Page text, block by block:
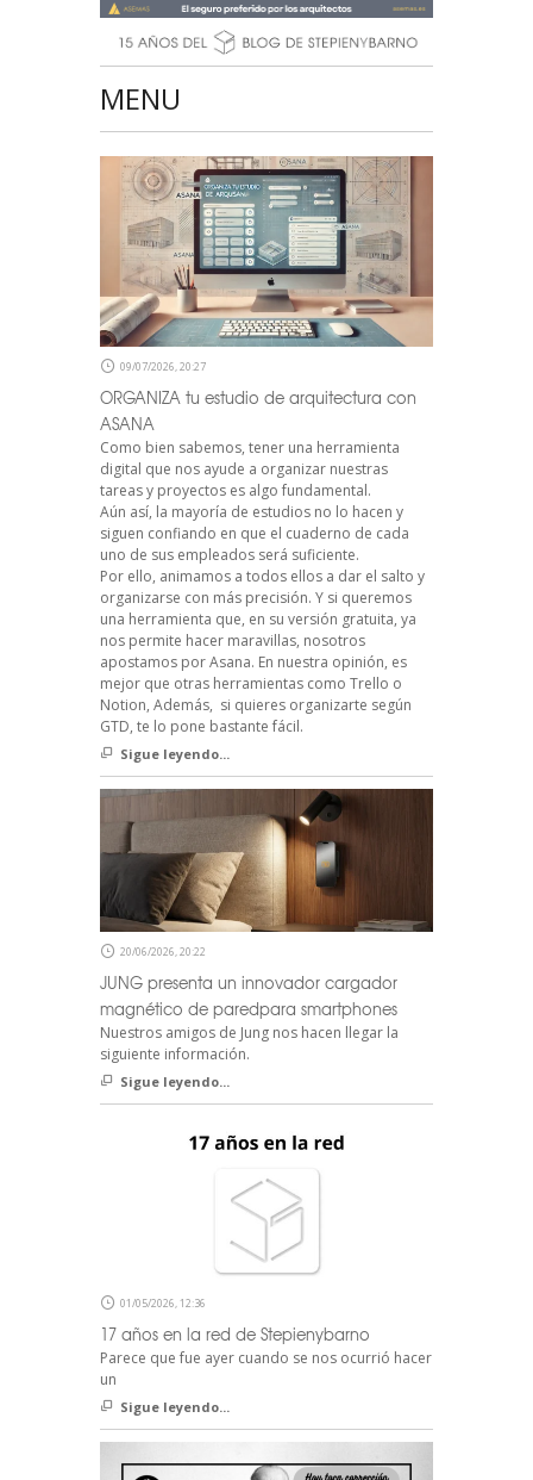
MENU
09/07/2026, 20:27
ORGANIZA tu estudio de arquitectura con
ASANA
Como bien sabemos, tener una herramienta
digital que nos ayude a organizar nuestras
tareas y proyectos es algo fundamental.
Aún así, la mayoría de estudios no lo hacen y
siguen confiando en que el cuaderno de cada
uno de sus empleados será suficiente.
Por ello, animamos a todos ellos a dar el salto y
organizarse con más precisión. Y si queremos
una herramienta que, en su versión gratuita, ya
nos permite hacer maravillas, nosotros
apostamos por Asana. En nuestra opinión, es
mejor que otras herramientas como Trello o
Notion, Además, si quieres organizarte según
GTD, te lo pone bastante fácil.
Sigue leyendo...
20/06/2026, 20:22
JUNG presenta un innovador cargador
magnético de paredpara smartphones
Nuestros amigos de Jung nos hacen llegar la
siguiente información.
Sigue leyendo...
01/05/2026, 12:36
17 años en la red de Stepienybarno
Parece que fue ayer cuando se nos ocurrió hacer
un
Sigue leyendo...